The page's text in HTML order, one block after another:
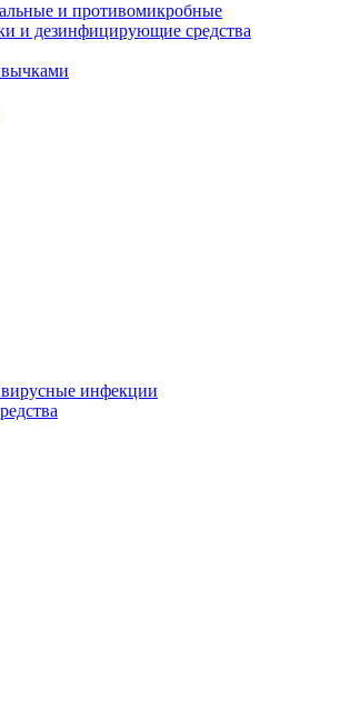
и противомикробные
и дезинфицирующие средства
инфекции